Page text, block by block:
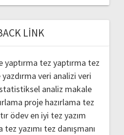
LINK
yaptırma tez yaptırma tez
veri analizi veri
analiz makale
proje hazırlama tez
ödev en iyi tez yazım
tez yazımı tez danışmanı